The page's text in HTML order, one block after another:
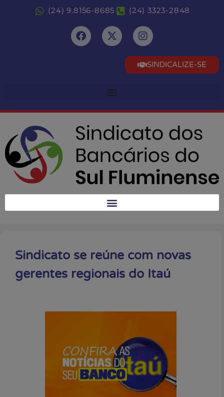
(24) 9.8156-8685 (24) 3323-2848
SINDICALIZE-SE
Sindicato se reúne com novas
gerentes regionais do Itaú